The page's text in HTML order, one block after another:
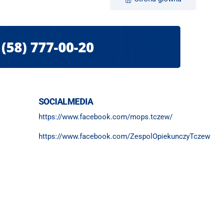
(58) 777-00-20
SOCIALMEDIA
https://www.facebook.com/mops.tczew/
https://www.facebook.com/ZespolOpiekunczyTczew